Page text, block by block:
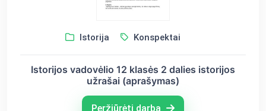
Istorija Konspektai
Istorijos vadovėlio 12 klasės 2 dalies istorijos
užrašai (aprašymas)
Peržiūrėti darbą